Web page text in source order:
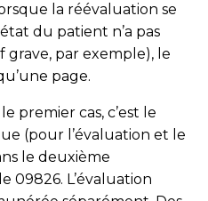
la réévaluation se
du patient n’a pas
par exemple), le
page.
premier cas, c’est le
(pour l’évaluation et le
le deuxième
09826. L’évaluation